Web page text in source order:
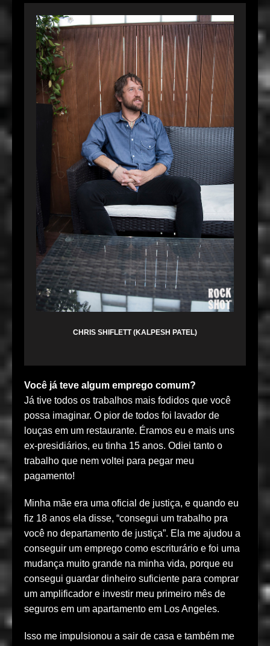
CHRIS SHIFLETT (KALPESH PATEL)
Você já teve algum emprego comum?
Já tive todos os trabalhos mais fodidos que você
possa imaginar. O pior de todos foi lavador de
louças em um restaurante. Éramos eu e mais uns
ex-presidiários, eu tinha 15 anos. Odiei tanto o
trabalho que nem voltei para pegar meu
pagamento!
Minha mãe era uma oficial de justiça, e quando eu
fiz 18 anos ela disse, “consegui um trabalho pra
você no departamento de justiça”. Ela me ajudou a
conseguir um emprego como escriturário e foi uma
mudança muito grande na minha vida, porque eu
consegui guardar dinheiro suficiente para comprar
um amplificador e investir meu primeiro mês de
seguros em um apartamento em Los Angeles.
Isso me impulsionou a sair de casa e também me